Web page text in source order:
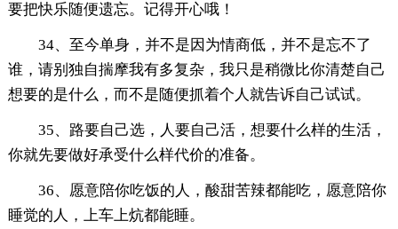
要把快乐随便遗忘。记得开心哦！
34、至今单身，并不是因为情商低，并不是忘不了
谁，请别独自揣摩我有多复杂，我只是稍微比你清楚自己
想要的是什么，而不是随便抓着个人就告诉自己试试。
35、路要自己选，人要自己活，想要什么样的生活，
你就先要做好承受什么样代价的准备。
36、愿意陪你吃饭的人，酸甜苦辣都能吃，愿意陪你
睡觉的人，上车上炕都能睡。